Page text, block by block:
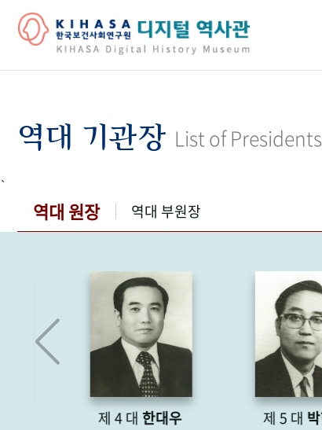
역대 기관장 List of Presidents
`
역대 원장 역대 부원장
제 4 대한대우 제 5 대박형종